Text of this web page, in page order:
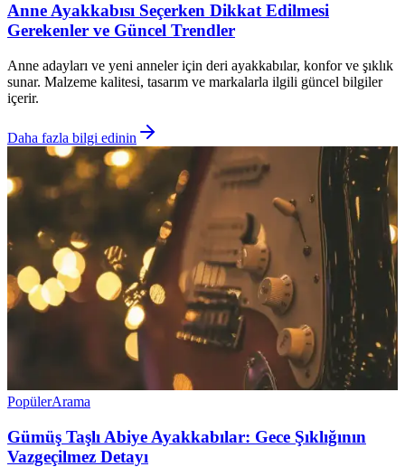
Anne Ayakkabısı Seçerken Dikkat Edilmesi
Gerekenler ve Güncel Trendler
Anne adayları ve yeni anneler için deri ayakkabılar, konfor ve şıklık
sunar. Malzeme kalitesi, tasarım ve markalarla ilgili güncel bilgiler
içerir.
Daha fazla bilgi edinin
PopülerArama
Gümüş Taşlı Abiye Ayakkabılar: Gece Şıklığının
Vazgeçilmez Detayı